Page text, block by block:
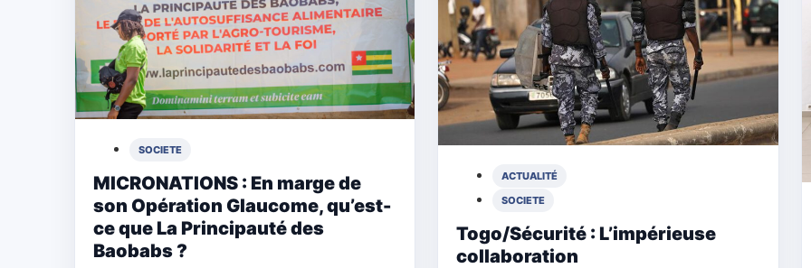
SOCIETE
MICRONATIONS : En marge de
son Opération Glaucome, qu’est-
ce que La Principauté des
Baobabs ?
ACTUALITÉ
SOCIETE
Togo/Sécurité : L’impérieuse
collaboration